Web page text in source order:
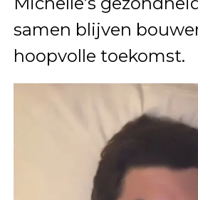
samen blijven
hoopvolle toekomst.